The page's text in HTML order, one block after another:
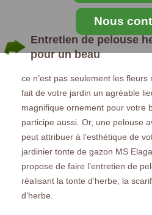
Nous
Entretien de pelouse
pour un beau
ce n’est pas seulement les
fait de votre jardin un agréable
magnifique ornement pour votre
participe aussi. Or, une pelouse
peut attribuer à l’esthétique de
jardinier tonte de gazon MS
propose de faire l’entretien de
réalisant la tonte d’herbe, la
d’herbe.